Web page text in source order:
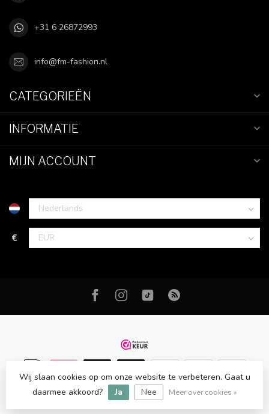
+31 6 26872993
info@fm-fashion.nl
CATEGORIEËN
INFORMATIE
MIJN ACCOUNT
€
© Copyright 2026 FM Fashion - Fashion & Lifestyle
Wij slaan cookies op om onze website te verbeteren. Gaat u
daarmee akkoord?
Ja Nee Meer over cookies »